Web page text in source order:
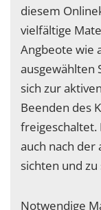
diesem
vielfältige
Angbeote wie
ausgewählten
sich zur
Beenden des
freigeschaltet.
auch nach der
sichten und
Notwendige